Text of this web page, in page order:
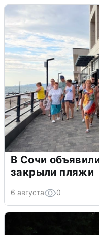
В Сочи
закрыли пляжи
6 августа 0